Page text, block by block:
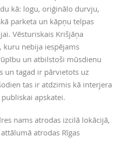
kā: logu, oriģinālo durvju,
parketa un kāpņu telpas
Vēsturiskais Krišjāņa
kuru nebija iespējams
un atbilstoši mūsdienu
un tagad ir pārvietots uz
tas ir atdzimis kā interjera
apskatei.
nams atrodas izcilā lokācijā,
atrodas Rīgas